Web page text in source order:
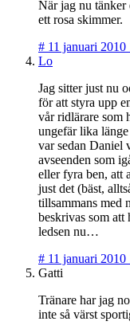
När jag nu tänker
ett rosa skimmer.
# 11 januari 2010
Lo
Jag sitter just nu
för att styra upp
vår ridlärare som
ungefär lika
var sedan Daniel
avseenden som
eller fyra ben, att
just det (bäst,
tillsammans med
beskrivas som
ledsen nu…
# 11 januari 2010
Gatti
Tränare har jag
inte så värst